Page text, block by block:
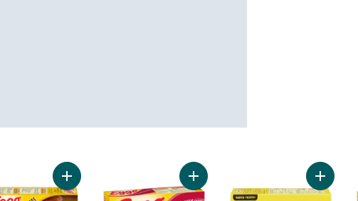
Ajouter Eggo Moelleuses et plus épaisses gaufres originale au
Ajouter Gaufres, Fraises, au panier
Ajouter